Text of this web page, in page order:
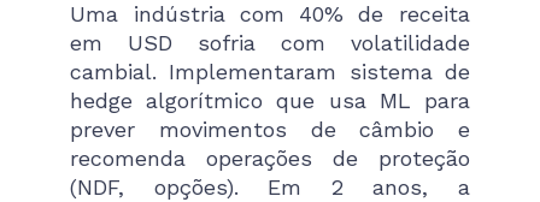
Uma indústria com 40% de receita
em USD sofria com volatilidade
cambial. Implementaram sistema de
hedge algorítmico que usa ML para
prever movimentos de câmbio e
recomenda operações de proteção
(NDF, opções). Em 2 anos, a